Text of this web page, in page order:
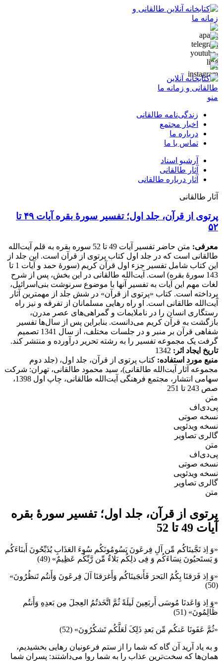
منو
زندگی‌نامه طالقانی
اخبار مجتمع
درباره ما
تماس با ما
آرشیو اسناد
آثار طالقانی
آثار درباره طالقانی
آثار طالقانی
پرتوی از قرآن، جلد اول؛ تفسیر سورۀ بقره آیات ۴۹ تا
۵۲
معرفی:
متن حاضر تفسیر آیات 49 تا 52 سوره بقره به قلم آیت‌الله
طالقانی است که در جلد اول کتاب پرتوی از قرآن است. این جلد از
این کتاب شامل تفسیر جزء اول قرآن کریم (سورۀ حمد و آیات 1 تا
143 سورۀ بقره) است. آیت‌الله طالقانی در این بخش، پس از شرح
لغات مهم این آیات به تفسیر آنها با موضوع سرنوشت بنی‌اسرائیل،
پرداخته است. کتاب‌ «پرتوی از قرآن» در شش جلد از مهمترین آثار
آیت‌الله طالقانی است. او راه رهایی مسلمانان از تفرقه و نیز راه
رستگاری انسان را در ناملایمات و گمراهی‌های عصر مدرن،
بازگشت به قرآن کریم می‌دانست. بنابراین پس از سال‌ها تفسیر
شفاهی قرآن بر منبر و در جلسات مختلف، از سال 1341 تصمیم
گرفت یک مجموعه تفسیر را به رشته تحریر درآورده و منتشر کند.
تاریخ ایجاد اثر: 1342
منبع مورد استفاده: کتاب پرتوی از قرآن، جلد اول، (جلد دوم
مجموعه آثار آیت‌الله طالقانی)، سید محمود طالقانی، تهران: شرکت
سهامی انتشار، مجتمع فرهنگی آیت‌الله طالقانی، چاپ اول 1398،
صص 243 تا 251
متن
پی‌دی‌اف
نسخه صوتی
نسخه ویدئویی
گالری تصاویر
متن
پی‌دی‌اف
نسخه صوتی
نسخه ویدئویی
گالری تصاویر
متن
پرتوی از قرآن، جلد اول؛ تفسیر سورۀ بقره
آیات 49 تا 52
«وَ اِذ نَجَّينَاكُم مِّن آلِ فِرعَونَ يَسُومُونَكُم سُوءَ العَذَابِ يُذَبِّحُونَ أَبنَاءَكُم
وَ يَستَحيُونَ نِسَاءَكُم وَ فِى ذلِكُم بَلاءٌ مِّن رَّبِّكُم عَظِيمٌ» (49)
«وَ اِذ فَرَقنَا بِكُمُ البَحرَ فَأَنجَينَاكُم وَأَغرَقنَا آلَ فِرعَونَ وَأَنتُم تَنظُرُونَ»
(50)
«وَ اِذ وَاعَدنَا مُوسَى أَربَعِينَ لَيلَةً ثُمَّ اتَّخَذتُمُ العِجلَ مِن بَعدِهِ وَأَنتُم
ظَالِمُونَ» (51)
«ثُمَّ عَفَونَا عَنكُم مِّن بَعدِ ذَلِکَ لَعَلَّكُم تَشكُرُونَ» (52)
و به ياد آريد آن گاه كه شما را از ستم فرعونيان رهايى بخشيديم،
همان‌ها كه سخت‌ترين عذاب را به شما روا مى‌داشتند: پسران شما